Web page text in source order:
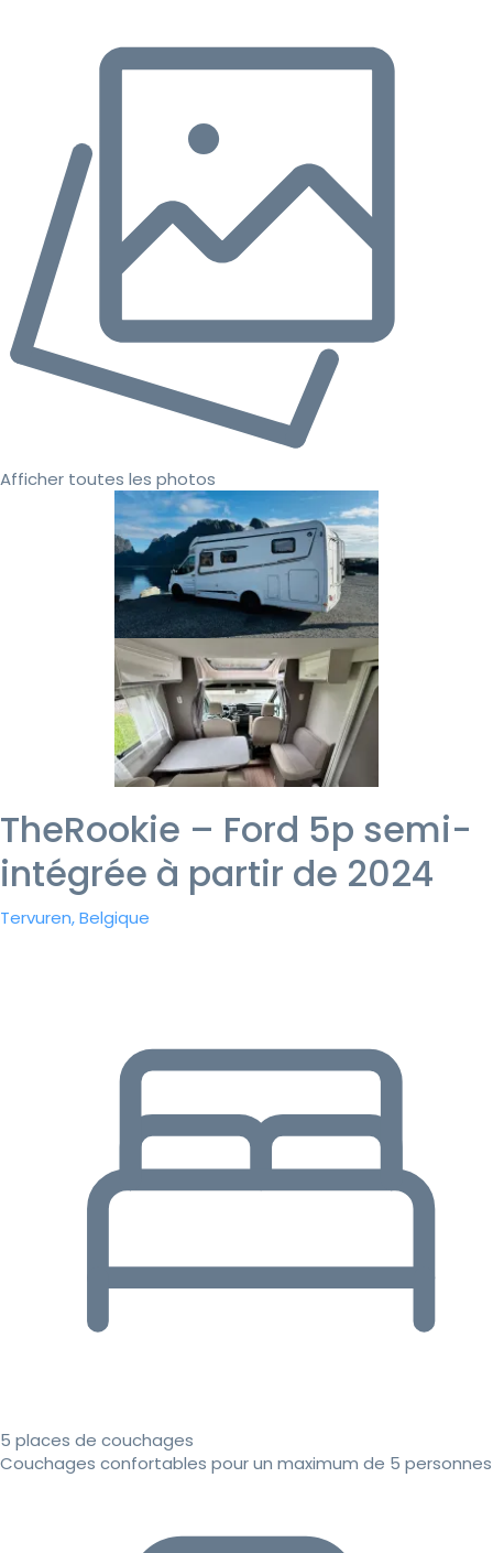
Afficher toutes les photos
TheRookie – Ford 5p semi-
intégrée à partir de 2024
Tervuren, Belgique
5 places de couchages
Couchages confortables pour un maximum de 5 personnes